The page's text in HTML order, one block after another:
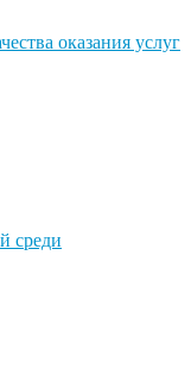
оказания услуг
среди